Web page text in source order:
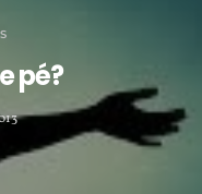
pé?